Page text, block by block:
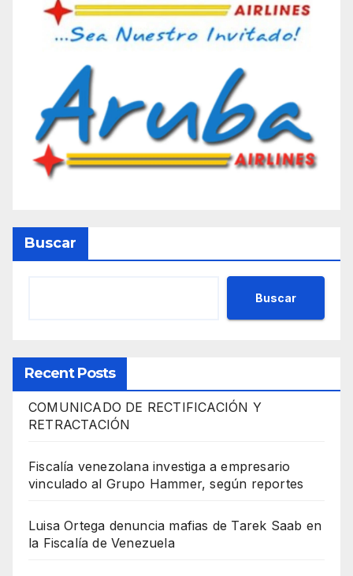
Buscar
Buscar
Recent Posts
COMUNICADO DE RECTIFICACIÓN Y
RETRACTACIÓN
Fiscalía venezolana investiga a empresario
vinculado al Grupo Hammer, según reportes
Luisa Ortega denuncia mafias de Tarek Saab en
la Fiscalía de Venezuela